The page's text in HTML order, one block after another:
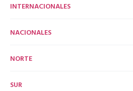
INTERNACIONALES
NACIONALES
NORTE
SUR